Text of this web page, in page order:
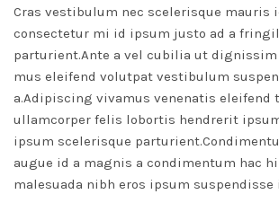
Cras vestibulum nec scelerisque mauris
consectetur mi id ipsum justo ad a
parturient.Ante a vel cubilia ut
mus eleifend volutpat vestibulum
a.Adipiscing vivamus venenatis
ullamcorper felis lobortis hendrerit
ipsum scelerisque
augue id a magnis a condimentum hac
malesuada nibh eros ipsum suspendisse